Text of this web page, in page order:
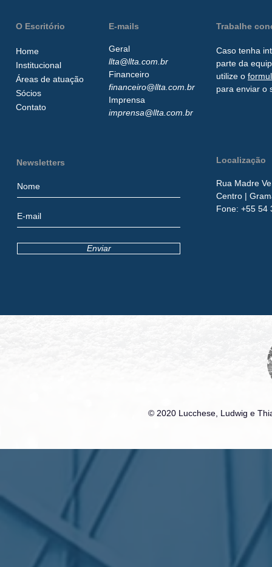
O Escritório
Home
Institucional
Áreas de atuação
Sócios
Contato
E-mails
Geral
llta@llta.com.br
Financeiro
financeiro@llta.com.br
Imprensa
imprensa@llta.com.br
Trabalhe
Caso tenha
parte da
utilize o
para enviar o
Enviar
Newsletters Localização
Rua Madre
Centro |
​Fone: +55 54
© 2020 Lucchese, Ludwig e